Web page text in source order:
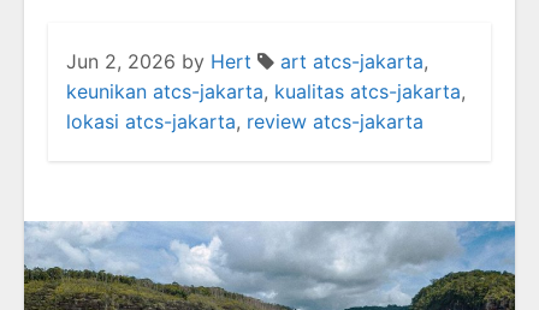
Jun 2, 2026 by Hert art atcs-jakarta,
keunikan atcs-jakarta, kualitas atcs-jakarta,
lokasi atcs-jakarta, review atcs-jakarta